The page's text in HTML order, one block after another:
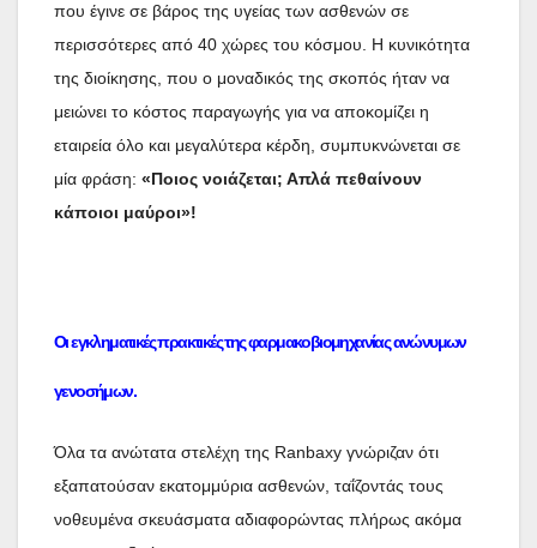
που έγινε σε βάρος της υγείας των ασθενών σε
περισσότερες από 40 χώρες του κόσμου. Η κυνικότητα
της διοίκησης, που ο μοναδικός της σκοπός ήταν να
μειώνει το κόστος παραγωγής για να αποκομίζει η
εταιρεία όλο και μεγαλύτερα κέρδη, συμπυκνώνεται σε
μία φράση: «Ποιος νοιάζεται; Απλά πεθαίνουν
κάποιοι μαύροι»!
Οι εγκληματικές πρακτικές της φαρμακοβιομηχανίας ανώνυμων
γενοσήμων.
Όλα τα ανώτατα στελέχη της Ranbaxy γνώριζαν ότι
εξαπατούσαν εκατομμύρια ασθενών, ταΐζοντάς τους
νοθευμένα σκευάσματα αδιαφορώντας πλήρως ακόμα